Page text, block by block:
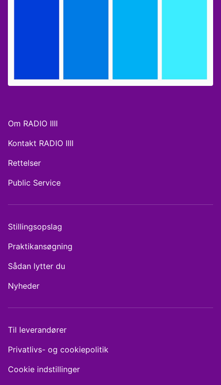
Om RADIO IIII
Kontakt RADIO IIII
Rettelser
Public Service
Stillingsopslag
Praktikansøgning
Sådan lytter du
Nyheder
Til leverandører
Privatlivs- og cookiepolitik
Cookie indstillinger